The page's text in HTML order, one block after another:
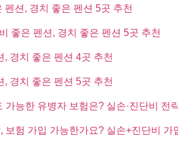
션, 경치 좋은 펜션 5곳 추천
좋은 펜션, 경치 좋은 펜션 5곳 추천
경치 좋은 펜션 4곳 추천
경치 좋은 펜션 5곳 추천
능한 유병자 보험은? 실손·진단비 전
보험 가입 가능한가요? 실손+진단비 가